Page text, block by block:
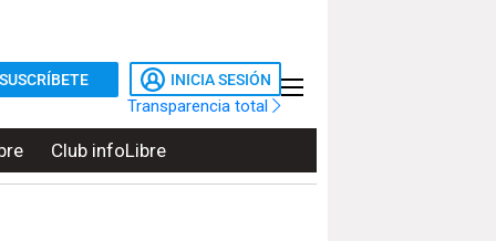
SUSCRÍBETE INICIA SESIÓN
Transparencia total
Club infoLibre